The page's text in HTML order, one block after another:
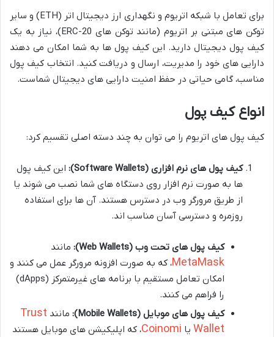
برای تعامل با شبکه اتریوم و نگهداری ارز دیجیتال اتر (ETH) و سایر
توکن های مبتنی بر اتریوم (مانند توکن های ERC-20)، نیاز به یک
کیف پول دیجیتال دارید. این کیف پول ها به شما امکان می دهند
دارایی های خود را مدیریت، ارسال و دریافت کنید. انتخاب کیف پول
مناسب، گامی حیاتی در حفظ امنیت دارایی های دیجیتال شماست.
انواع کیف پول
کیف پول های اتریوم را می توان به چند دسته اصلی تقسیم کرد:
کیف پول های نرم افزاری (Software Wallets):
این کیف پول
ها به صورت نرم افزار روی دستگاه های شما نصب می شوند یا
از طریق مرورگر وب در دسترس هستند. آن ها برای استفاده
روزمره و دسترسی آسان مناسب اند.
کیف پول های تحت وب (Web Wallets): مانند
MetaMask، که به صورت افزونه مرورگر عمل می کنند و
امکان تعامل مستقیم با برنامه های غیرمتمرکز (dApps)
را فراهم می کنند.
کیف پول های موبایل (Mobile Wallets):
مانند Trust
Wallet یا Coinomi، که اپلیکیشن های موبایل هستند